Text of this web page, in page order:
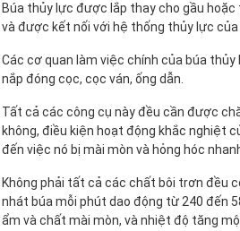
Búa thủy lực được lắp thay cho gầu
và được kết nối với hệ thống thủy lực của
Các cơ quan làm việc chính của búa thủy
nắp đóng cọc, cọc ván, ống dẫn.
Tất cả các công cụ này đều cần được
không, điều kiện hoạt động khắc nghiệt
đến việc nó bị mài mòn và hỏng hóc
Không phải tất cả các chất bôi trơn đều
nhát búa mỗi phút dao động từ 240 đến
ẩm và chất mài mòn, và nhiệt độ tăng